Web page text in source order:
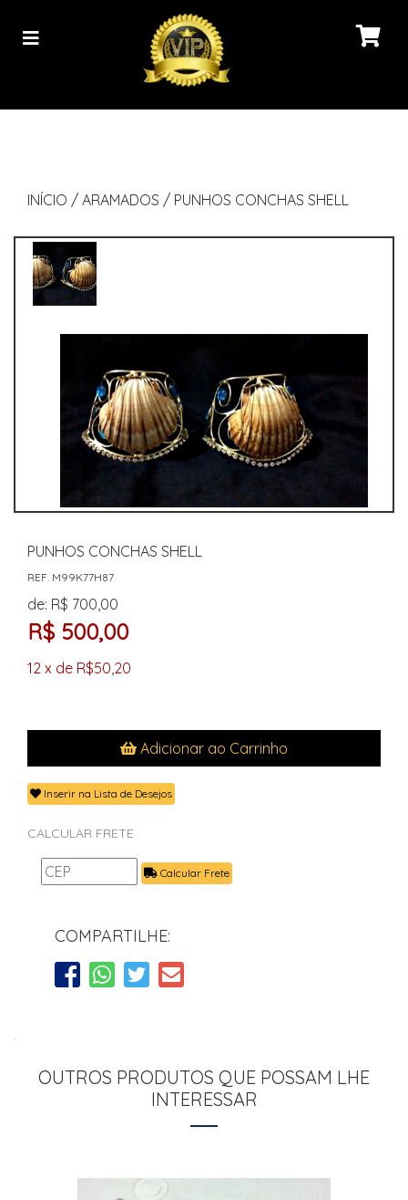
INÍCIO / ARAMADOS / PUNHOS CONCHAS SHELL
PUNHOS CONCHAS SHELL
REF. M99K77H87
de: R$ 700,00
R$ 500,00
12 x de R$50,20
Adicionar ao Carrinho
Inserir na Lista de Desejos
CALCULAR FRETE
Calcular Frete
COMPARTILHE:
OUTROS PRODUTOS QUE POSSAM LHE
INTERESSAR